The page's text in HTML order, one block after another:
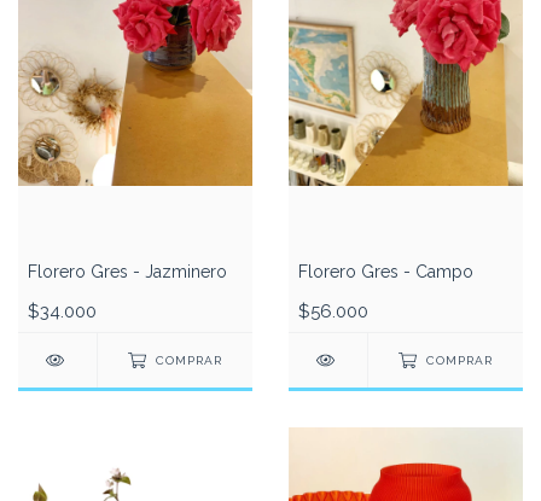
Florero Gres - Jazminero
$34.000
COMPRAR
Florero Gres - Campo
$56.000
COMPRAR